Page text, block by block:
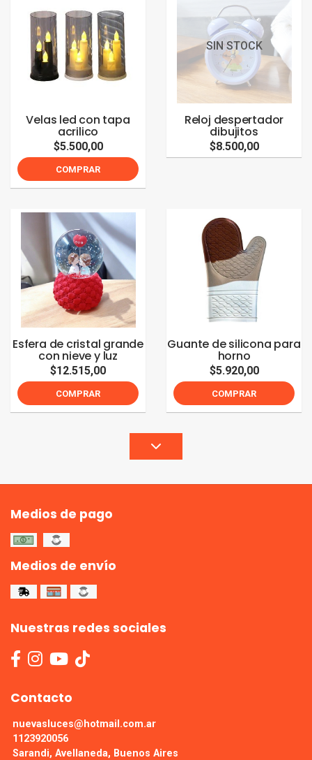
Velas led con tapa
acrilico
$5.500,00
COMPRAR
SIN STOCK
Reloj despertador
dibujitos
$8.500,00
Esfera de cristal grande
con nieve y luz
$12.515,00
COMPRAR
Guante de silicona para
horno
$5.920,00
COMPRAR
Medios de pago
Medios de envío
Nuestras redes sociales
Contacto
nuevasluces@hotmail.com.ar
1123920056
Sarandi, Avellaneda, Buenos Aires